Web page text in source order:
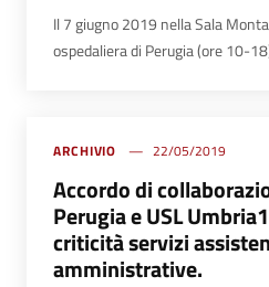
Il 7 giugno 2019 nella Sala
ospedaliera di Perugia (ore 10-
ARCHIVIO 22/05/2019
Accordo di
Perugia e USL
criticità servizi
amministrative.